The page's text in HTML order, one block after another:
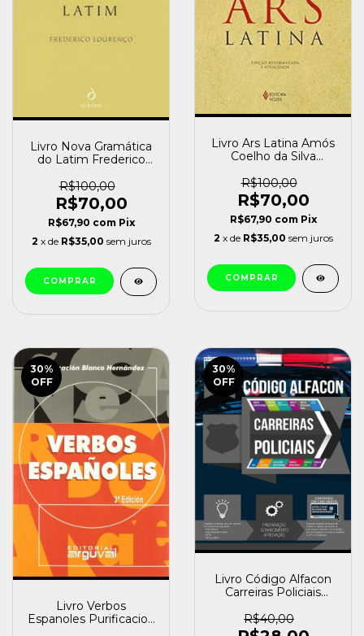
Livro Nova Gramática
do Latim Frederico
R$100,00
R$70,00
R$67,90 com Pix
2 x de R$35,00 sem juros
Livro Ars Latina Amós
Coelho da Silva
R$100,00
R$70,00
R$67,90 com Pix
2 x de R$35,00 sem juros
30%
OFF
Livro Verbos
Espanoles Purificacion
30%
OFF
Livro Código Alfacon
Carreiras Policiais
R$40,00